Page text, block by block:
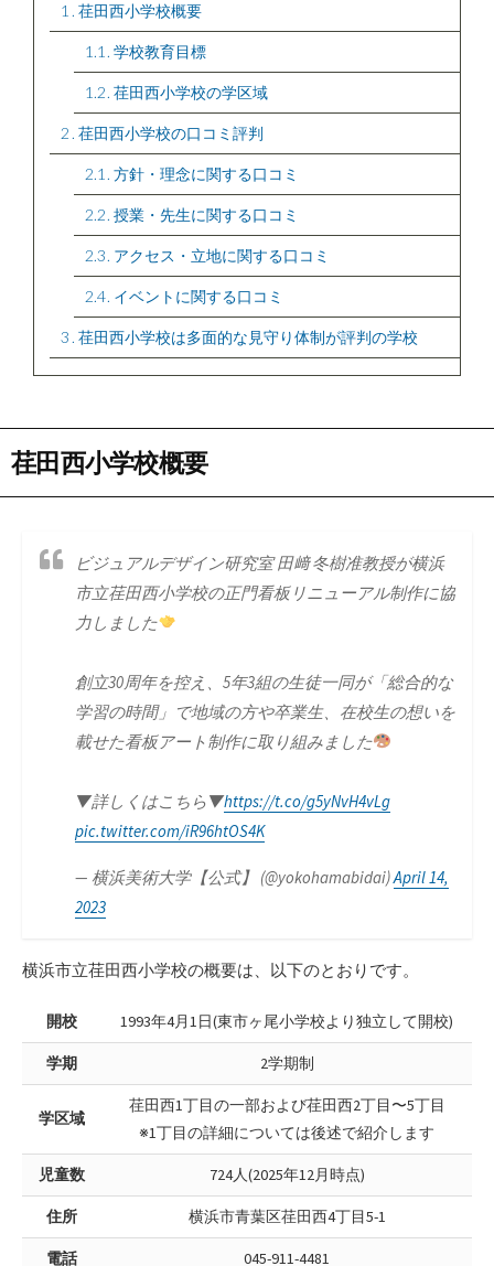
1 荏田西小学校概要
1.1 学校教育目標
1.2 荏田西小学校の学区域
2 荏田西小学校の口コミ評判
2.1 方針・理念に関する口コミ
2.2 授業・先生に関する口コミ
2.3 アクセス・立地に関する口コミ
2.4 イベントに関する口コミ
3 荏田西小学校は多面的な見守り体制が評判の学校
荏田西小学校概要
ビジュアルデザイン研究室 田﨑 冬樹准教授が横浜
市立荏田西小学校の正門看板リニューアル制作に協
力しました
創立30周年を控え、5年3組の生徒一同が「総合的な
学習の時間」で地域の方や卒業生、在校生の想いを
載せた看板アート制作に取り組みました
▼詳しくはこちら▼https://t.co/g5yNvH4vLg
pic.twitter.com/iR96htOS4K
— 横浜美術大学【公式】 (@yokohamabidai)April 14,
2023
横浜市立荏田西小学校の概要は、以下のとおりです。
開校 1993年4月1日(東市ヶ尾小学校より独立して開校)
学期 2学期制
学区域
荏田西1丁目の一部および荏田西2丁目〜5丁目
※1丁目の詳細については後述で紹介します
児童数 724人(2025年12月時点)
住所 横浜市青葉区荏田西4丁目5-1
電話 045-911-4481